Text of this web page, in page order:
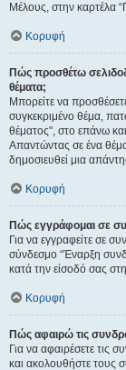
Μέλους, στην καρτέλα
Κορυφή
Πώς προσθέτω
θέματα;
Μπορείτε να
συγκεκριμένο θέμα,
θέματος", στο επάνω
Απαντώντας σε ένα
δημοσιευθεί μια
Κορυφή
Πώς εγγράφομαι σε
Για να εγγραφείτε σε
σύνδεσμο “Έναρξη
κατά την είσοδό σας
Κορυφή
Πώς αφαιρώ τις
Για να αφαιρέσετε τις
και ακολουθήστε τους